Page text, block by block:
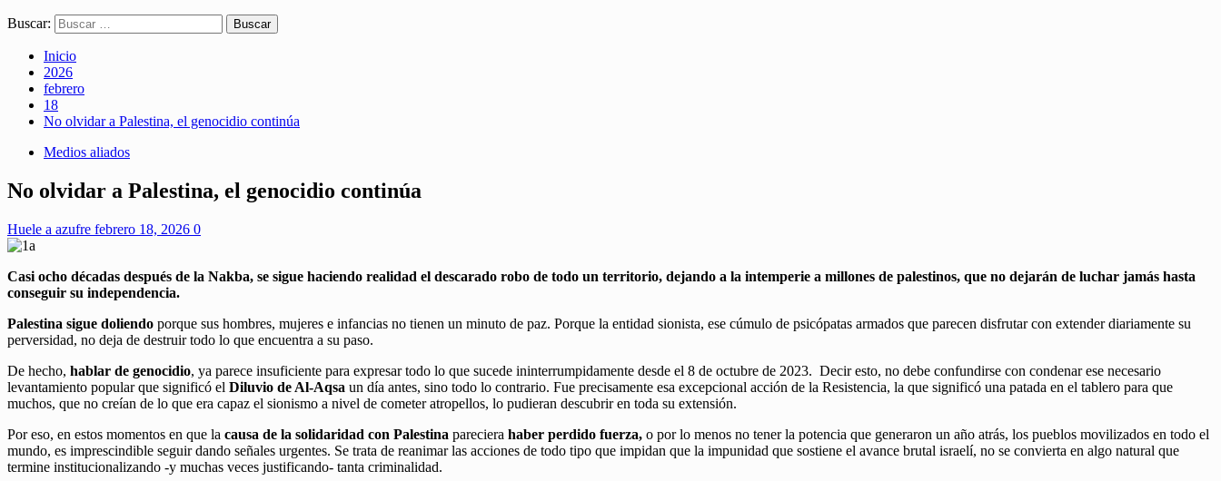
Buscar:
Inicio
2026
febrero
18
No olvidar a Palestina, el genocidio continúa
Medios aliados
No olvidar a Palestina, el genocidio continúa
Huele a azufre febrero 18, 2026 0
Casi ocho décadas después de la Nakba, se sigue haciendo realidad el descarado robo de todo un territorio, dejando a la intemperie a millones de palestinos, que no dejarán de luchar jamás hasta
conseguir su independencia.
Palestina sigue doliendo porque sus hombres, mujeres e infancias no tienen un minuto de paz. Porque la entidad sionista, ese cúmulo de psicópatas armados que parecen disfrutar con extender diariamente su
perversidad, no deja de destruir todo lo que encuentra a su paso.
De hecho, hablar de genocidio, ya parece insuficiente para expresar todo lo que sucede ininterrumpidamente desde el 8 de octubre de 2023. Decir esto, no debe confundirse con condenar ese necesario
levantamiento popular que significó el Diluvio de Al-Aqsa un día antes, sino todo lo contrario. Fue precisamente esa excepcional acción de la Resistencia, la que significó una patada en el tablero para que
muchos, que no creían de lo que era capaz el sionismo a nivel de cometer atropellos, lo pudieran descubrir en toda su extensión.
Por eso, en estos momentos en que la causa de la solidaridad con Palestina pareciera haber perdido fuerza, o por lo menos no tener la potencia que generaron un año atrás, los pueblos movilizados en todo el
mundo, es imprescindible seguir dando señales urgentes. Se trata de reanimar las acciones de todo tipo que impidan que la impunidad que sostiene el avance brutal israelí, no se convierta en algo natural que
termine institucionalizando -y muchas veces justificando- tanta criminalidad.